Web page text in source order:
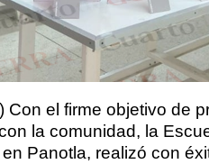
Con el firme objetivo de
la comunidad, la
Panotla, realizó con